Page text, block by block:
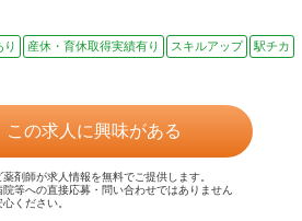
り 産休・育休取得実績有り スキルアップ
駅チカ
この求人に興味がある
薬剤師が求人情報を無料でご提供します。
院等への直接応募・問い合わせではありません
ください。